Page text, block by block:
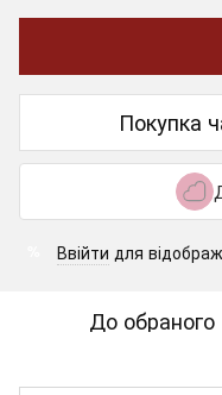
Покупка
Ввійти для
До обраного